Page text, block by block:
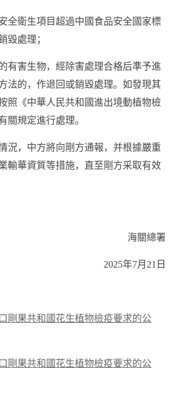
衛生項目超過中國食品安全國家標
毀處理；
害生物，經除害處理合格后準予進
法的，作退回或銷毀處理。如發現其
照《中華人民共和國進出境動植物檢
關規定進行處理。
，中方將向剛方通報，并根據嚴重
輸華資質等措施，直至剛方采取有效
海關總署
2025年7月21日
剛果共和國花生植物檢疫要求的公
剛果共和國花生植物檢疫要求的公